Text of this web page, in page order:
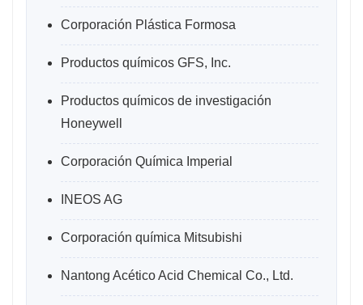
Corporación Plástica Formosa
Productos químicos GFS, Inc.
Productos químicos de investigación
Honeywell
Corporación Química Imperial
INEOS AG
Corporación química Mitsubishi
Nantong Acético Acid Chemical Co., Ltd.